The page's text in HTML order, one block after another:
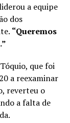
a equipe
dos
“Queremos
que foi
a reexaminar
reverteu o
a falta de